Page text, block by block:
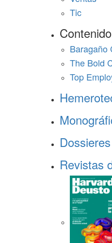
Tic
Baragaño
The Bold
Top
Dossieres
Revistas